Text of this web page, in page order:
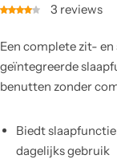
3 reviews
Een complete zit-
geïntegreerde
benutten zonder
Biedt
dagelijks gebruik